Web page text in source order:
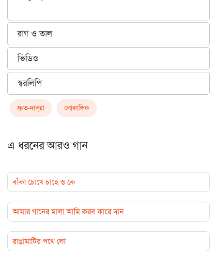
রাগ ও তাল
ভিডিও
স্বরলিপি
দ্রুত-দাদ্‌রা লোকাঙ্গিক
এ ধরনের আরও গান
বাঁকা চোখে চাহে ও কে
আমার গানের মালা আমি করব কারে দান
রাঙামাটির পথে লো